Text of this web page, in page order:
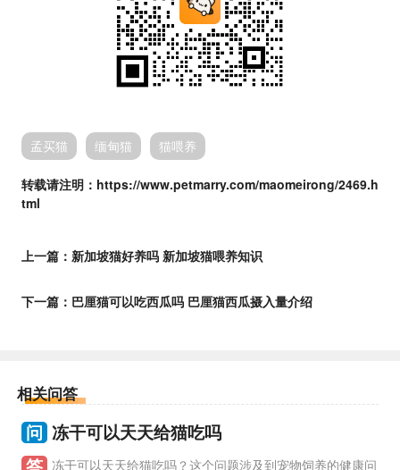
孟买猫 缅甸猫 猫喂养
转载请注明：https://www.petmarry.com/maomeirong/2469.h
tml
上一篇： 新加坡猫好养吗 新加坡猫喂养知识
下一篇： 巴厘猫可以吃西瓜吗 巴厘猫西瓜摄入量介绍
相关问答
问 冻干可以天天给猫吃吗
冻干可以天天给猫吃吗？这个问题涉及到宠物饲养的健康问